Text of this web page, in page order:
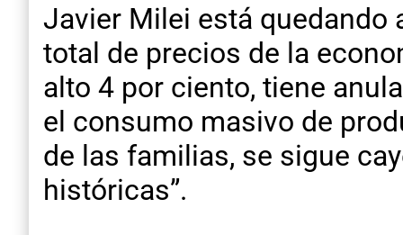
Javier Milei está quedando
total de precios de la
alto 4 por ciento, tiene
el consumo masivo de
de las familias, se sigue
históricas”.